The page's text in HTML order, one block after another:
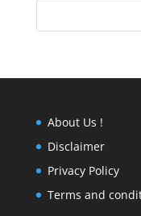
About Us !
Disclaimer
Privacy Policy
Terms and